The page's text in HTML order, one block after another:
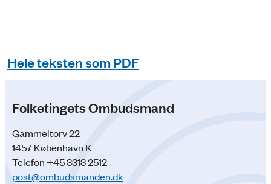
Hele teksten som PDF
Folketingets Ombudsmand
Gammeltorv 22
1457 København K
Telefon +45 3313 2512
post@ombudsmanden.dk